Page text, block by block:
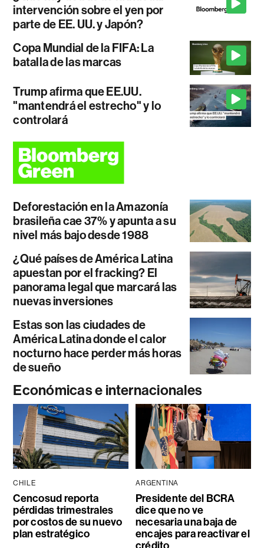
intervención sobre el yen por
parte de EE. UU. y Japón?
Copa Mundial de la FIFA: La
batalla de las marcas
Trump afirma que EE.UU.
"mantendrá el estrecho" y lo
controlará
Deforestación en la Amazonía
brasileña cae 37% y apunta a su
nivel más bajo desde 1988
¿Qué países de América Latina
apuestan por el fracking? El
panorama legal que marcará las
nuevas inversiones
Estas son las ciudades de
América Latina donde el calor
nocturno hace perder más horas
de sueño
Económicas e internacionales
CHILE
Cencosud reporta
pérdidas trimestrales
por costos de su nuevo
plan estratégico
ARGENTINA
Presidente del BCRA
dice que no ve
necesaria una baja de
encajes para reactivar el
crédito